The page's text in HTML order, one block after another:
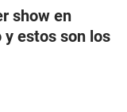
show en
y estos son los